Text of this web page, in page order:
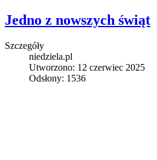
Jedno z nowszych świąt
Szczegóły
niedziela.pl
Utworzono: 12 czerwiec 2025
Odsłony: 1536